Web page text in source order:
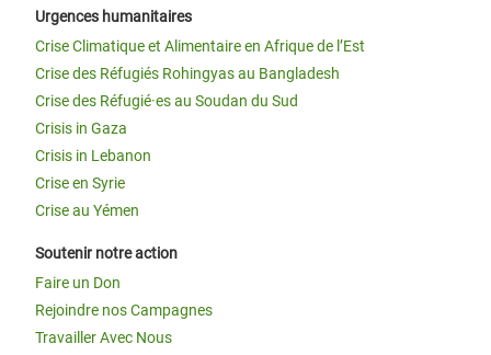
Urgences humanitaires
Crise Climatique et Alimentaire en Afrique de l’Est
Crise des Réfugiés Rohingyas au Bangladesh
Crise des Réfugié·es au Soudan du Sud
Crisis in Gaza
Crisis in Lebanon
Crise en Syrie
Crise au Yémen
Soutenir notre action
Faire un Don
Rejoindre nos Campagnes
Travailler Avec Nous